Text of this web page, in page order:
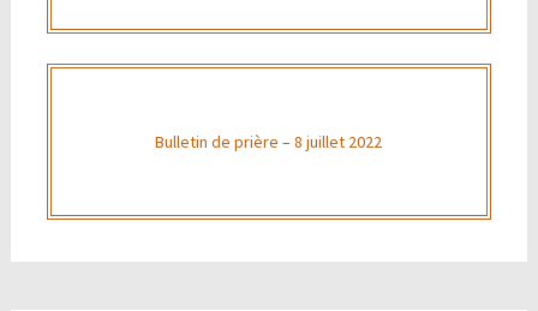
Bulletin de prière – 8 juillet 2022